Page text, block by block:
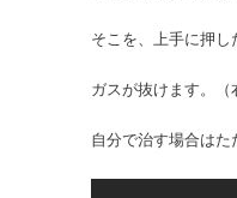
そこを、上手に押
ガスが抜けます。
自分で治す場合は